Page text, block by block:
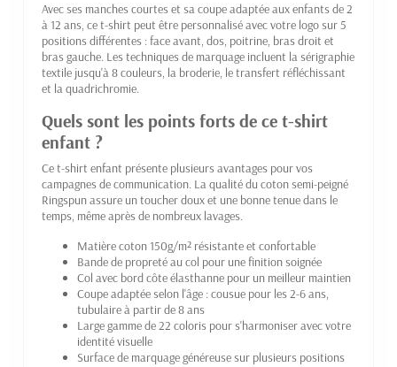
Avec ses manches courtes et sa coupe adaptée aux enfants de 2
à 12 ans, ce t-shirt peut être personnalisé avec votre logo sur 5
positions différentes : face avant, dos, poitrine, bras droit et
bras gauche. Les techniques de marquage incluent la sérigraphie
textile jusqu'à 8 couleurs, la broderie, le transfert réfléchissant
et la quadrichromie.
Quels sont les points forts de ce t-shirt
enfant ?
Ce t-shirt enfant présente plusieurs avantages pour vos
campagnes de communication. La qualité du coton semi-peigné
Ringspun assure un toucher doux et une bonne tenue dans le
temps, même après de nombreux lavages.
Matière coton 150g/m² résistante et confortable
Bande de propreté au col pour une finition soignée
Col avec bord côte élasthanne pour un meilleur maintien
Coupe adaptée selon l'âge : cousue pour les 2-6 ans,
tubulaire à partir de 8 ans
Large gamme de 22 coloris pour s'harmoniser avec votre
identité visuelle
Surface de marquage généreuse sur plusieurs positions